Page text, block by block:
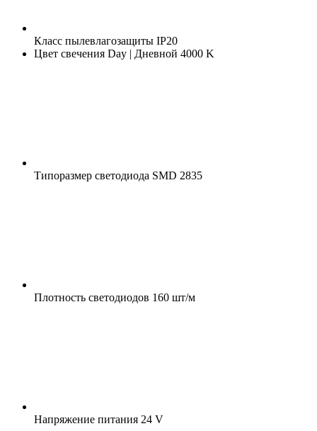
Класс пылевлагозащиты IP20
Цвет свечения Day | Дневной 4000 K
Типоразмер светодиода SMD 2835
Плотность светодиодов 160 шт/м
Напряжение питания 24 V